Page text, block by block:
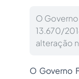
O
13.670/
alteração
O Governo